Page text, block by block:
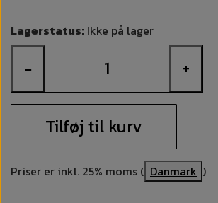
Lagerstatus: Ikke på lager
− +
Tilføj til kurv
Priser er inkl. 25% moms ( Danmark )